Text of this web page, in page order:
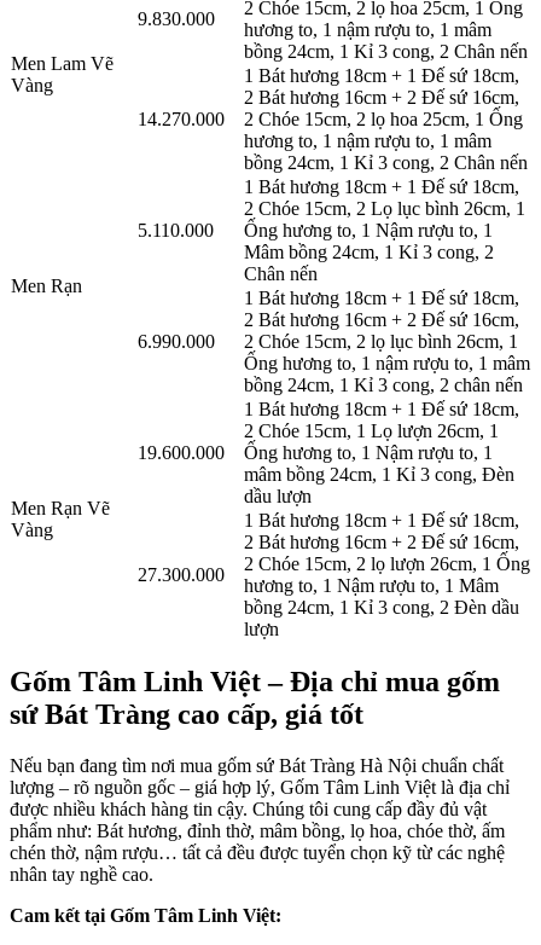
Men Lam Vẽ
Vàng
9.830.000
2 Chóe 15cm, 2 lọ hoa 25cm, 1 Ống
hương to, 1 nậm rượu to, 1 mâm
bồng 24cm, 1 Kỉ 3 cong, 2 Chân nến
14.270.000
1 Bát hương 18cm + 1 Đế sứ 18cm,
2 Bát hương 16cm + 2 Đế sứ 16cm,
2 Chóe 15cm, 2 lọ hoa 25cm, 1 Ống
hương to, 1 nậm rượu to, 1 mâm
bồng 24cm, 1 Kỉ 3 cong, 2 Chân nến
Men Rạn
5.110.000
1 Bát hương 18cm + 1 Đế sứ 18cm,
2 Chóe 15cm, 2 Lọ lục bình 26cm, 1
Ống hương to, 1 Nậm rượu to, 1
Mâm bồng 24cm, 1 Kỉ 3 cong, 2
Chân nến
6.990.000
1 Bát hương 18cm + 1 Đế sứ 18cm,
2 Bát hương 16cm + 2 Đế sứ 16cm,
2 Chóe 15cm, 2 lọ lục bình 26cm, 1
Ống hương to, 1 nậm rượu to, 1 mâm
bồng 24cm, 1 Kỉ 3 cong, 2 chân nến
Men Rạn Vẽ
Vàng
19.600.000
1 Bát hương 18cm + 1 Đế sứ 18cm,
2 Chóe 15cm, 1 Lọ lượn 26cm, 1
Ống hương to, 1 Nậm rượu to, 1
mâm bồng 24cm, 1 Kỉ 3 cong, Đèn
dầu lượn
27.300.000
1 Bát hương 18cm + 1 Đế sứ 18cm,
2 Bát hương 16cm + 2 Đế sứ 16cm,
2 Chóe 15cm, 2 lọ lượn 26cm, 1 Ống
hương to, 1 Nậm rượu to, 1 Mâm
bồng 24cm, 1 Kỉ 3 cong, 2 Đèn dầu
lượn
Gốm Tâm Linh Việt – Địa chỉ mua gốm
sứ Bát Tràng cao cấp, giá tốt
Nếu bạn đang tìm nơi mua gốm sứ Bát Tràng Hà Nội chuẩn chất
lượng – rõ nguồn gốc – giá hợp lý, Gốm Tâm Linh Việt là địa chỉ
được nhiều khách hàng tin cậy. Chúng tôi cung cấp đầy đủ vật
phẩm như: Bát hương, đỉnh thờ, mâm bồng, lọ hoa, chóe thờ, ấm
chén thờ, nậm rượu… tất cả đều được tuyển chọn kỹ từ các nghệ
nhân tay nghề cao.
Cam kết tại Gốm Tâm Linh Việt: